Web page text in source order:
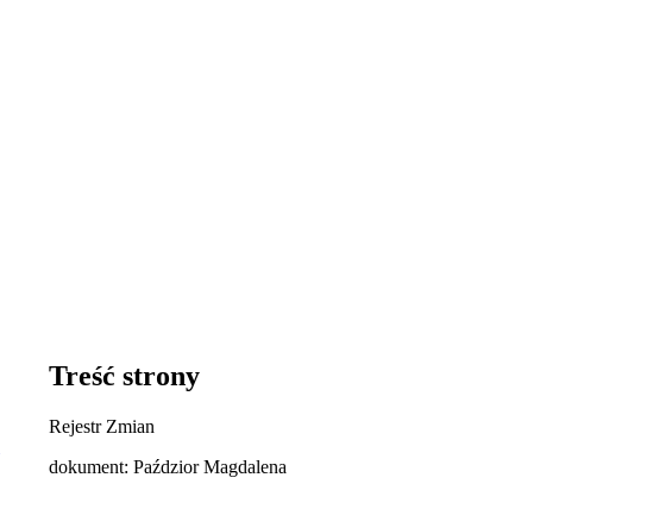
Treść strony
Rejestr Zmian
dokument: Paździor Magdalena